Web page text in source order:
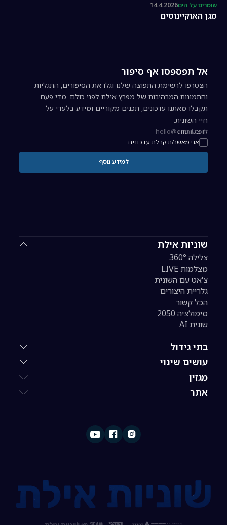
שומרים על הים14.4.2026
מגן האוקיינוסים
שוניות אילת
צלילה 360°
מצלמות LIVE
צ'אט עם השונית
גלריית היצורים
הכל קשור
סימולציה 2050
שונית AI
בתי גידול
עושים שינוי
מגזין
אתר
אל תפספסו אף סיפור
הצטרפו לרשימת התפוצה שלנו וגלו את הסיפורים, התגליות
והתמונות המרהיבות של מפרץ אילת לפני כולם. מדי פעם
תקבלו מאתנו עדכונים, תכנים מקוריים ומידע בלעדי על
חיי השונית.
כתובת אימייל להרשמה לניוזלטר
אני מאשר/ת קבלת עדכונים
להצטרפות
למידע נוסף